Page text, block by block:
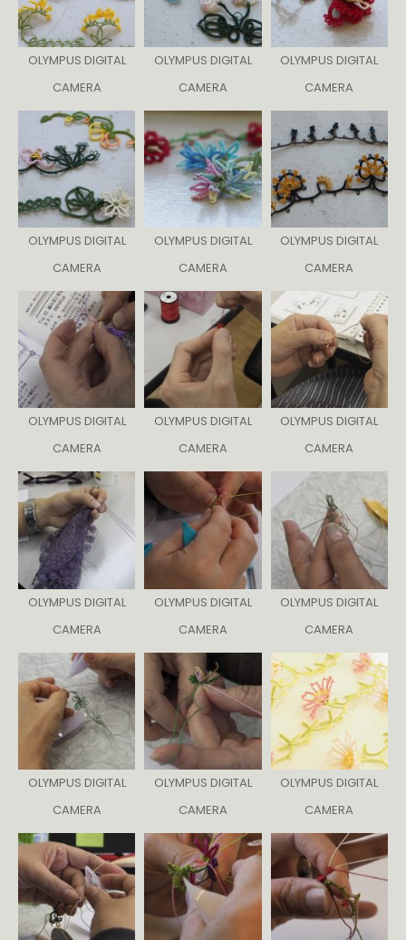
OLYMPUS DIGITAL
CAMERA
OLYMPUS DIGITAL
CAMERA
OLYMPUS DIGITAL
CAMERA
OLYMPUS DIGITAL
CAMERA
OLYMPUS DIGITAL
CAMERA
OLYMPUS DIGITAL
CAMERA
OLYMPUS DIGITAL
CAMERA
OLYMPUS DIGITAL
CAMERA
OLYMPUS DIGITAL
CAMERA
OLYMPUS DIGITAL
CAMERA
OLYMPUS DIGITAL
CAMERA
OLYMPUS DIGITAL
CAMERA
OLYMPUS DIGITAL
CAMERA
OLYMPUS DIGITAL
CAMERA
OLYMPUS DIGITAL
CAMERA